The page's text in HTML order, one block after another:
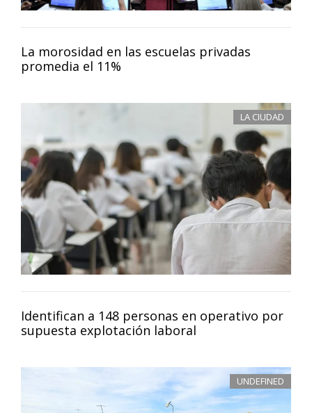
La morosidad en las escuelas privadas
promedia el 11%
LA CIUDAD
Identifican a 148 personas en operativo por
supuesta explotación laboral
UNDEFINED